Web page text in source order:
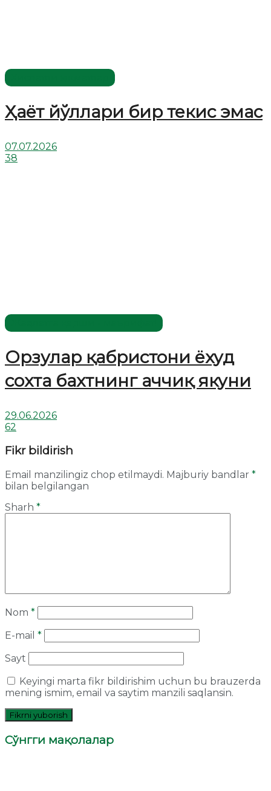
Ҳаёт йўллари бир текис эмас
07.07.2026
38
Орзулар қабристони ёхуд
сохта бахтнинг аччиқ якуни
29.06.2026
62
Fikr bildirish
Email manzilingiz chop etilmaydi. Majburiy bandlar *
bilan belgilangan
Sharh *
Nom *
E-mail *
Sayt
Keyingi marta fikr bildirishim uchun bu brauzerda
mening ismim, email va saytim manzili saqlansin.
Сўнгги мақолалар